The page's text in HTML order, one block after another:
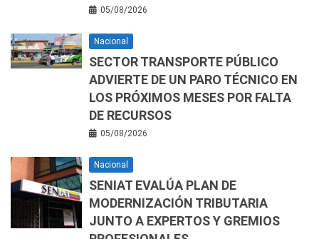
05/08/2026
Nacional
SECTOR TRANSPORTE PÚBLICO
ADVIERTE DE UN PARO TÉCNICO EN
LOS PRÓXIMOS MESES POR FALTA
DE RECURSOS
05/08/2026
Nacional
SENIAT EVALÚA PLAN DE
MODERNIZACIÓN TRIBUTARIA
JUNTO A EXPERTOS Y GREMIOS